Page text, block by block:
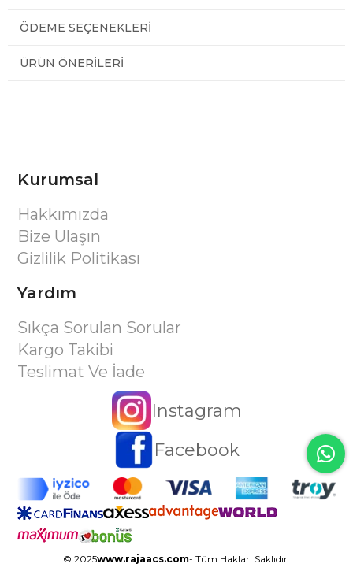
ÖDEME SEÇENEKLERI
ÜRÜN ÖNERILERI
Kurumsal
Hakkımızda
Bize Ulaşın
Gizlilik Politikası
Yardım
Sıkça Sorulan Sorular
Kargo Takibi
Teslimat Ve İade
Instagram
Facebook
© 2025www.rajaacs.com- Tüm Hakları Saklıdır.